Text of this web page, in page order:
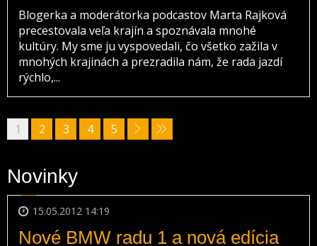
Blogerka a moderátorka podcastov Marta Rajková
precestovala veľa krajín a spoznávala mnohé
kultúry. My sme ju vyspovedali, čo všetko zažila v
mnohých krajinách a prezradila nám, že rada jazdí
rýchlo,...
1 2 3 4 5
Novinky
15.05.2012 14:19
Nové BMW radu 1 a nová edícia